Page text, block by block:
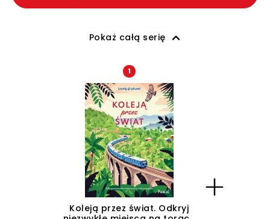
Pokaż całą serię
1
Koleją przez świat. Odkryj